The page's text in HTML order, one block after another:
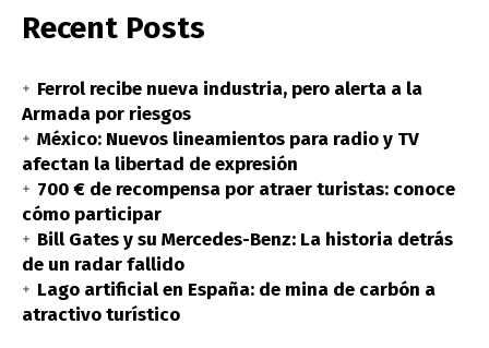
Recent Posts
Ferrol recibe nueva industria, pero alerta a la
Armada por riesgos
México: Nuevos lineamientos para radio y TV
afectan la libertad de expresión
700 € de recompensa por atraer turistas: conoce
cómo participar
Bill Gates y su Mercedes-Benz: La historia detrás
de un radar fallido
Lago artificial en España: de mina de carbón a
atractivo turístico